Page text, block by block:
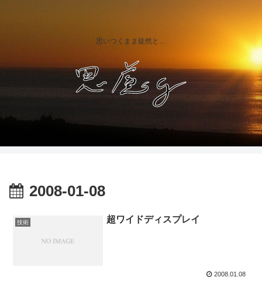
思いつくまま徒然と…
2008-01-08
技術 超ワイドディスプレイ
2008.01.08